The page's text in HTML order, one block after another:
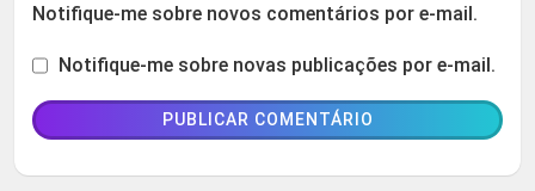
Notifique-me sobre novos comentários por e-mail.
Notifique-me sobre novas publicações por e-mail.